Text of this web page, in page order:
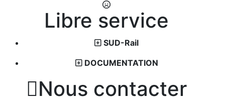
Libre service
SUD-Rail
DOCUMENTATION
Nous contacter